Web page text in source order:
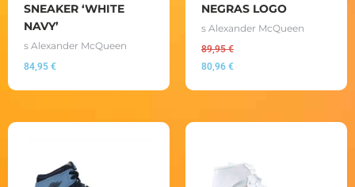
SNEAKER ‘WHITE
NAVY’
s Alexander McQueen
84,95 €
NEGRAS LOGO
s Alexander McQueen
89,95€
80,96 €